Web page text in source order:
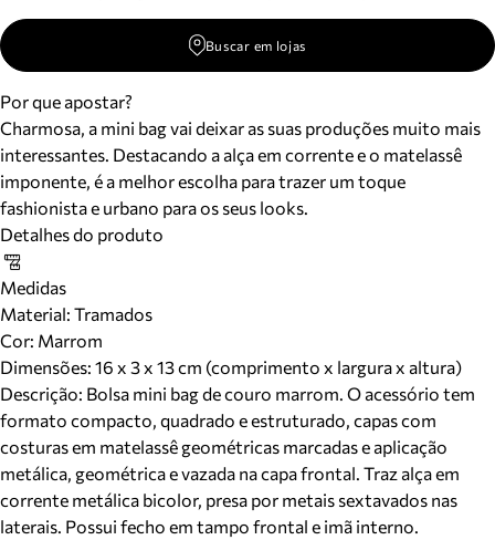
Buscar em lojas
Por que apostar?
Charmosa, a mini bag vai deixar as suas produções muito mais
interessantes. Destacando a alça em corrente e o matelassê
imponente, é a melhor escolha para trazer um toque
fashionista e urbano para os seus looks.
Detalhes do produto
Medidas
Material: Tramados
Cor: Marrom
Dimensões: 16 x 3 x 13 cm (comprimento x largura x altura)
Descrição: Bolsa mini bag de couro marrom. O acessório tem
formato compacto, quadrado e estruturado, capas com
costuras em matelassê geométricas marcadas e aplicação
metálica, geométrica e vazada na capa frontal. Traz alça em
corrente metálica bicolor, presa por metais sextavados nas
laterais. Possui fecho em tampo frontal e imã interno.